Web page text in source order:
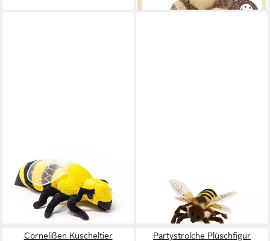
CORNELISSEN
Kuscheltier Cornelissen -
Kuscheltier - Biene - 22 cm
14,90 €
lieferbar - in 2-3 Werktagen bei dir
Kuscheltier - Biene 22cm
lieferbar - in 2-3 Werktagen bei dir
Cornelißen Kuscheltier
Partystrolche Plüschfigur